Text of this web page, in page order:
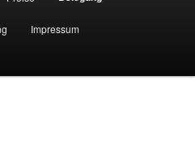
Impressum